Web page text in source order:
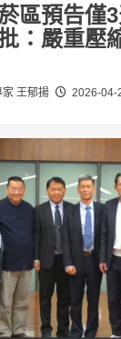
區預告僅
：嚴重壓
王郁揚 2026-04-